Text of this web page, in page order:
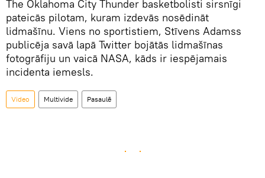
The Oklahoma City Thunder basketbolisti sirsnīgi
pateicās pilotam, kuram izdevās nosēdināt
lidmašīnu. Viens no sportistiem, Stīvens Adamss
publicēja savā lapā Twitter bojātās lidmašīnas
fotogrāfiju un vaicā NASA, kāds ir iespējamais
incidenta iemesls.
Video Multivide Pasaulē